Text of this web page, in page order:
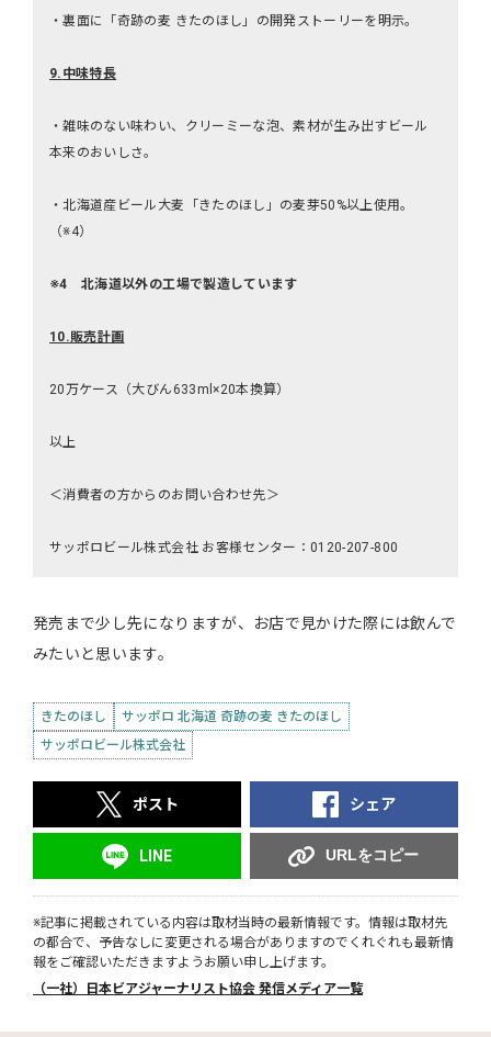
・裏面に「奇跡の麦 きたのほし」の開発ストーリーを明示。
9. 中味特長
・雑味のない味わい、クリーミーな泡、素材が生み出すビール
本来のおいしさ。
・北海道産ビール大麦「きたのほし」の麦芽50%以上使用。
（※4）
※4 北海道以外の工場で製造しています
10.販売計画
20万ケース（大びん633ml×20本換算）
以上
＜消費者の方からのお問い合わせ先＞
サッポロビール株式会社 お客様センター：0120-207-800
発売まで少し先になりますが、お店で見かけた際には飲んで
みたいと思います。
きたのほし
サッポロ 北海道 奇跡の麦 きたのほし
サッポロビール株式会社
ポスト シェア
LINE URLをコピー
※記事に掲載されている内容は取材当時の最新情報です。情報は取材先
の都合で、予告なしに変更される場合がありますのでくれぐれも最新情
報をご確認いただきますようお願い申し上げます。
（一社）日本ビアジャーナリスト協会 発信メディア一覧